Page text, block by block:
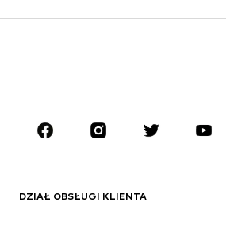
Spódnice
Bluzki &
Akcesoria
Premium
Nowości
DZIAŁ OBSŁUGI KLIENTA